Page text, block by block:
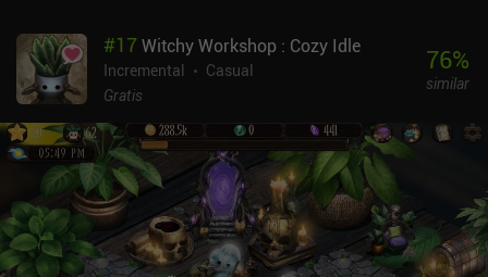
#17Witchy Workshop : Cozy Idle
Incremental
Casual
Gratis
76%
similar